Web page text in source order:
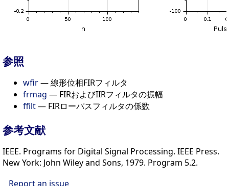
参照
wfir— 線形位相FIRフィルタ
frmag — FIRおよびIIRフィルタの振幅
ffilt— FIRローパスフィルタの係数
参考文献
IEEE. Programs for Digital Signal Processing. IEEE Press.
New York: John Wiley and Sons, 1979. Program 5.2.
Report an issue